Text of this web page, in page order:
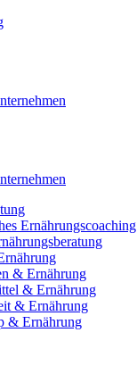
Ernährungscoaching
& Ernährung
& Ernährung
& Ernährung
& Ernährung